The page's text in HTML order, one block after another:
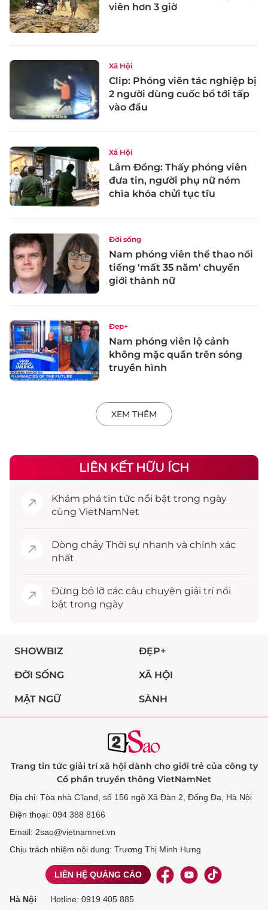
viên hơn 3 giờ
Xã Hội
Clip: Phóng viên tác nghiệp bị
2 người dùng cuốc bổ tới tấp
vào đầu
Xã Hội
Lâm Đồng: Thấy phóng viên
đưa tin, người phụ nữ ném
chìa khóa chửi tục tĩu
Đời sống
Nam phóng viên thể thao nổi
tiếng 'mất 35 năm' chuyển
giới thành nữ
Đẹp+
Nam phóng viên lộ cảnh
không mặc quần trên sóng
truyền hình
XEM THÊM
LIÊN KẾT HỮU ÍCH
Khám phá tin tức nổi bật trong ngày
cùng VietNamNet
Dòng chảy Thời sự nhanh và chính xác
nhất
Đừng bỏ lỡ các câu chuyện giải trínổi
bật trong ngày
SHOWBIZ ĐẸP+
ĐỜI SỐNG XÃ HỘI
MẬT NGỮ SÀNH
Trang tin tức giải trí xã hội dành cho giới trẻ của công ty
Cổ phần truyền thông VietNamNet
Địa chỉ: Tòa nhà C’land, số 156 ngõ Xã Đàn 2, Đống Đa, Hà Nội
Điện thoại: 094 388 8166
Email: 2sao@vietnamnet.vn
Chịu trách nhiệm nội dung: Trương Thị Minh Hưng
LIÊN HỆ QUẢNG CÁO
Hà Nội Hotline: 0919 405 885